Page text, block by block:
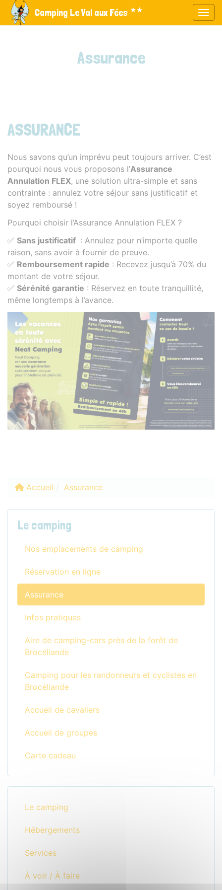
Camping Le Val aux Fées ★★
Assurance
ASSURANCE
Nous savons qu’un imprévu peut toujours arriver. C’est
pourquoi nous vous proposons l’Assurance
Annulation FLEX, une solution ultra-simple et sans
contrainte : annulez votre séjour sans justificatif et
soyez remboursé !
Pourquoi choisir l’Assurance Annulation FLEX ?
✅ Sans justificatif : Annulez pour n’importe quelle
raison, sans avoir à fournir de preuve.
✅ Remboursement rapide : Recevez jusqu’à 70% du
montant de votre séjour.
✅ Sérénité garantie : Réservez en toute tranquillité,
même longtemps à l’avance.
Accueil Assurance
Le camping
Nos emplacements de camping
Réservation en ligne
Assurance
Infos pratiques
Aire de camping-cars près de la forêt de
Brocéliande
Camping pour les randonneurs et cyclistes en
Brocéliande
Accueil de cavaliers
Accueil de groupes
Carte cadeau
Le camping
Hébergements
Services
À voir / À faire
Panneau de gestion des cookies